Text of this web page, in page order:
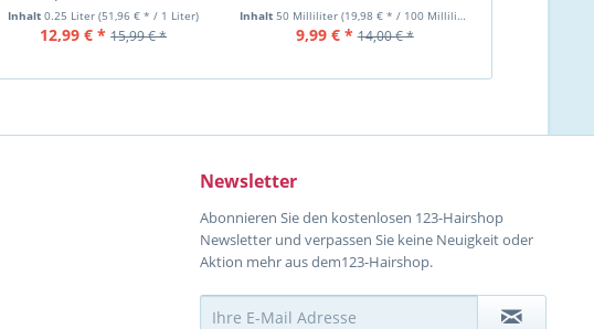
Inhalt0.25 Liter(51,96 € * / 1 Liter)
12,99 € * 15,99 € *
Inhalt50 Milliliter(19,98 € * / 100 Milliliter)
9,99 € * 14,00 € *
Newsletter
Abonnieren Sie den kostenlosen 123-Hairshop
Newsletter und verpassen Sie keine Neuigkeit oder
Aktion mehr aus dem123-Hairshop.